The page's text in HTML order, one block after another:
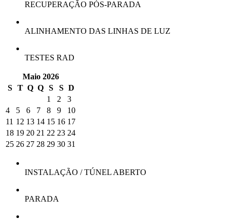
RECUPERAÇÃO PÓS-PARADA
ALINHAMENTO DAS LINHAS DE LUZ
TESTES RAD
Maio 2026
S
T Q Q S S D
1
2
3
4
5 6 7 8 9
10
11 12 13 14 15 16 17
18 19 20 21 22 23 24
25 26 27 28 29 30 31
INSTALAÇÃO / TÚNEL ABERTO
PARADA